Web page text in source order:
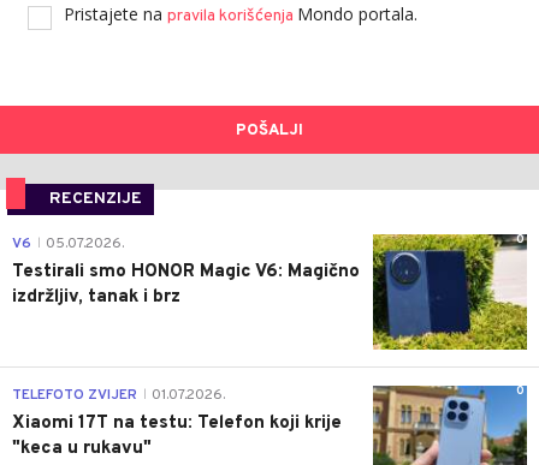
Pristajete na pravila korišćenja Mondo portala.
POŠALJI
RECENZIJE
0
V6 05.07.2026.
Testirali smo HONOR Magic V6: Magično
izdržljiv, tanak i brz
0
TELEFOTO ZVIJER 01.07.2026.
Xiaomi 17T na testu: Telefon koji krije
"keca u rukavu"